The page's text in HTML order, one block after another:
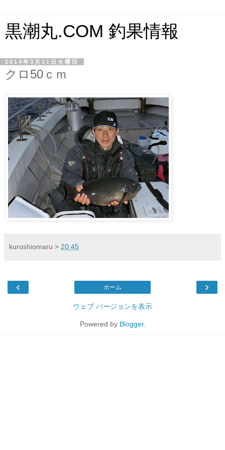
黒潮丸.COM 釣果情報
2014年3月11日火曜日
クロ50ｃｍ
kuroshiomaru > 20:45
‹ ›
ホーム
ウェブ バージョンを表示
Powered by Blogger.